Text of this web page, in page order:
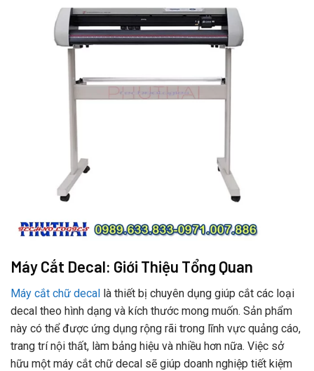
Máy Cắt Decal: Giới Thiệu Tổng Quan
Máy cắt chữ decal là thiết bị chuyên dụng giúp cắt các loại
decal theo hình dạng và kích thước mong muốn. Sản phẩm
này có thể được ứng dụng rộng rãi trong lĩnh vực quảng cáo,
trang trí nội thất, làm bảng hiệu và nhiều hơn nữa. Việc sở
hữu một máy cắt chữ decal sẽ giúp doanh nghiệp tiết kiệm